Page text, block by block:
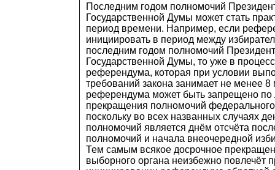
Последним годом полномочий
Государственной Думы может стать
период времени. Например, если
инициировать в период между
последним годом полномочий
Государственной Думы, то уже в
референдума, которая при условии
требований закона занимает не менее
референдума может быть запрещено
прекращения полномочий
поскольку во всех названных случаях
полномочий является днём отсчёта
полномочий и начала внеочередной
Тем самым всякое досрочное
выборного органа неизбежно повлечёт